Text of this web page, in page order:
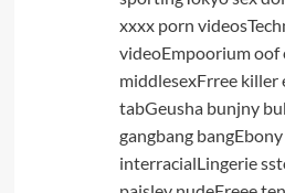
xxxx porn
videoEmpoorium oof
middlesexFrree killer
tabGeusha bunjny
gangbang
interracialLingerie